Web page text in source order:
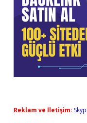
Reklam ve İletişim: